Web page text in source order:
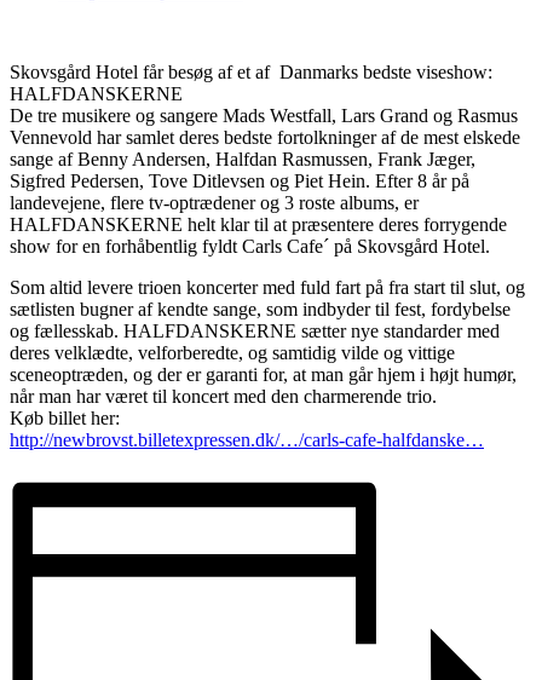
Skovsgård Hotel får besøg af et af Danmarks bedste viseshow:
HALFDANSKERNE
De tre musikere og sangere Mads Westfall, Lars Grand og Rasmus
Vennevold har samlet deres bedste fortolkninger af de mest elskede
sange af Benny Andersen, Halfdan Rasmussen, Frank Jæger,
Sigfred Pedersen, Tove Ditlevsen og Piet Hein. Efter 8 år på
landevejene, flere tv-optrædener og 3 roste albums, er
HALFDANSKERNE helt klar til at præsentere deres forrygende
show for en forhåbentlig fyldt Carls Cafe´ på Skovsgård Hotel.
Som altid levere trioen koncerter med fuld fart på fra start til slut, og
sætlisten bugner af kendte sange, som indbyder til fest, fordybelse
og fællesskab. HALFDANSKERNE sætter nye standarder med
deres velklædte, velforberedte, og samtidig vilde og vittige
sceneoptræden, og der er garanti for, at man går hjem i højt humør,
når man har været til koncert med den charmerende trio.
Køb billet her:
http://newbrovst.billetexpressen.dk/…/carls-cafe-halfdanske…